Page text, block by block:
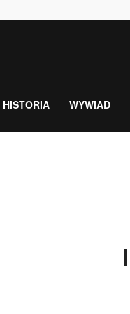
HISTORIA WYWIAD